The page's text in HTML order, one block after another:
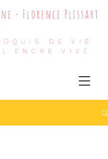
- Florence Plissart
DE VIE
VIVE